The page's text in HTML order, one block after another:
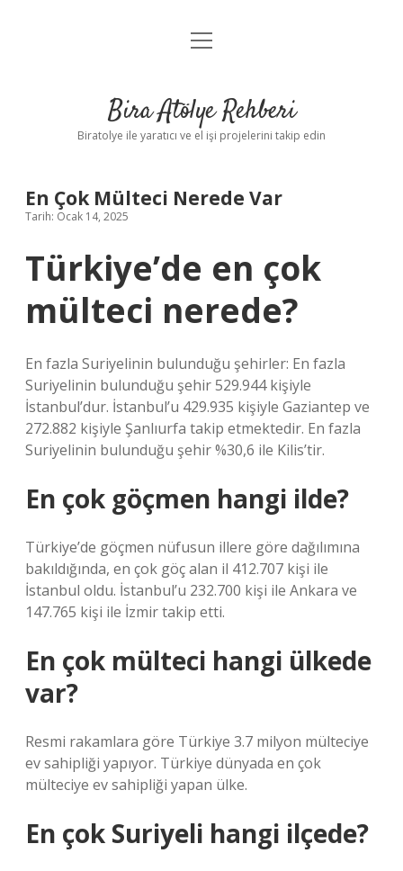
Anasayfa
Yasal Uyarı
menüyü
Bira Atölye Rehberi
Biratolye ile yaratıcı ve el işi projelerini takip edin
En Çok Mülteci Nerede Var
Tarih: Ocak 14, 2025
Türkiye’de en çok
mülteci nerede?
En fazla Suriyelinin bulunduğu şehirler: En fazla
Suriyelinin bulunduğu şehir 529.944 kişiyle
İstanbul’dur. İstanbul’u 429.935 kişiyle Gaziantep ve
272.882 kişiyle Şanlıurfa takip etmektedir. En fazla
Suriyelinin bulunduğu şehir %30,6 ile Kilis’tir.
En çok göçmen hangi ilde?
Türkiye’de göçmen nüfusun illere göre dağılımına
bakıldığında, en çok göç alan il 412.707 kişi ile
İstanbul oldu. İstanbul’u 232.700 kişi ile Ankara ve
147.765 kişi ile İzmir takip etti.
En çok mülteci hangi ülkede
var?
Resmi rakamlara göre Türkiye 3.7 milyon mülteciye
ev sahipliği yapıyor. Türkiye dünyada en çok
mülteciye ev sahipliği yapan ülke.
En çok Suriyeli hangi ilçede?